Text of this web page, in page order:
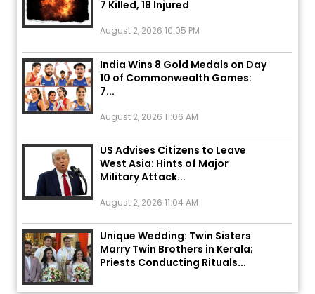
India Wins 8 Gold Medals on Day
10 of Commonwealth Games:
7...
US Advises Citizens to Leave
West Asia: Hints of Major
Military Attack...
Unique Wedding: Twin Sisters
Marry Twin Brothers in Kerala;
Priests Conducting Rituals...